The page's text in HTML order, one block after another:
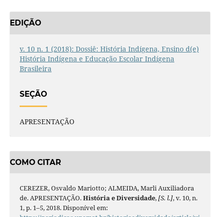
EDIÇÃO
v. 10 n. 1 (2018): Dossiê: História Indígena, Ensino d(e)
História Indígena e Educação Escolar Indígena
Brasileira
SEÇÃO
APRESENTAÇÃO
COMO CITAR
CEREZER, Osvaldo Mariotto; ALMEIDA, Marli Auxiliadora
de. APRESENTAÇÃO.História e Diversidade,[S. l.], v. 10, n.
1, p. 1–5, 2018. Disponível em: